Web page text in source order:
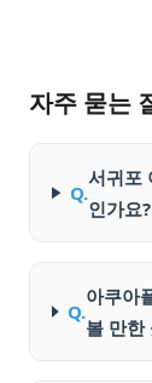
자주 묻는
Q.
서귀포
인가요?
Q.
아쿠아
볼 만한